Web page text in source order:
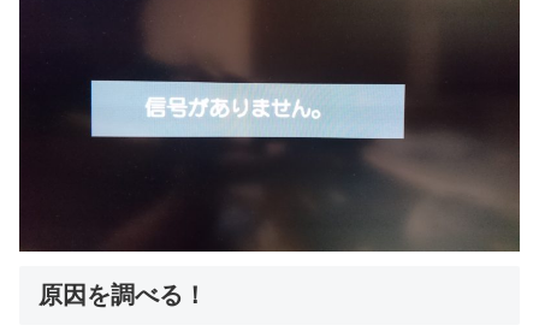
原因を調べる！